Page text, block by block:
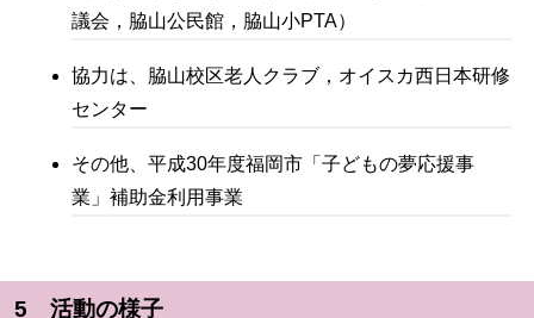
議会，脇山公民館，脇山小PTA）
協力は、脇山校区老人クラブ，オイスカ西日本研修
センター
その他、平成30年度福岡市「子どもの夢応援事
業」補助金利用事業
5 活動の様子